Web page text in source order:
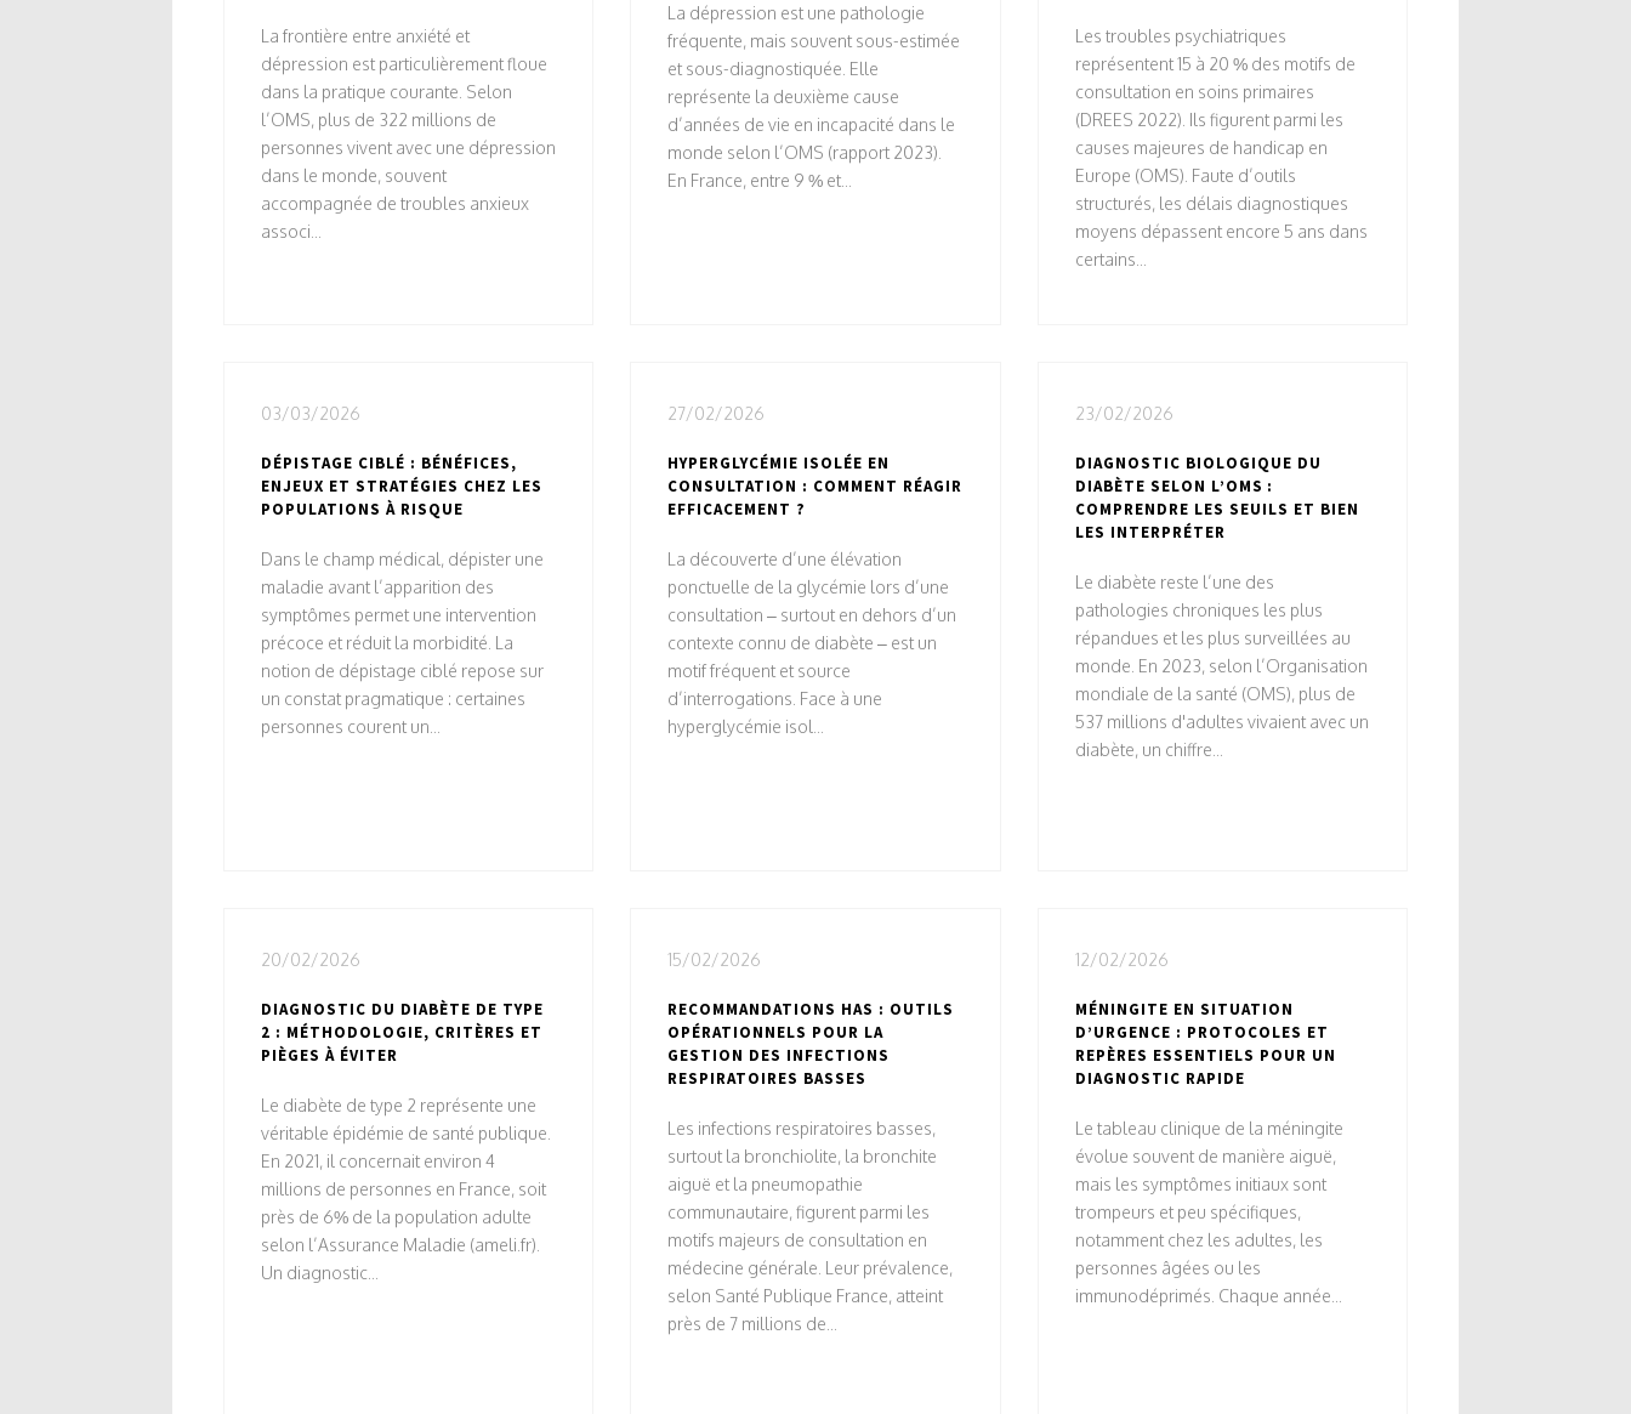
La frontière entre anxiété et
dépression est particulièrement floue
dans la pratique courante. Selon
l’OMS, plus de 322 millions de
personnes vivent avec une dépression
dans le monde, souvent
accompagnée de troubles anxieux
associ...
La dépression est une pathologie
fréquente, mais souvent sous-estimée
et sous-diagnostiquée. Elle
représente la deuxième cause
d’années de vie en incapacité dans le
monde selon l’OMS (rapport 2023).
En France, entre 9 % et...
Les troubles psychiatriques
représentent 15 à 20 % des motifs de
consultation en soins primaires
(DREES 2022). Ils figurent parmi les
causes majeures de handicap en
Europe (OMS). Faute d’outils
structurés, les délais diagnostiques
moyens dépassent encore 5 ans dans
certains...
03/03/2026
DÉPISTAGE CIBLÉ : BÉNÉFICES,
ENJEUX ET STRATÉGIES CHEZ LES
POPULATIONS À RISQUE
Dans le champ médical, dépister une
maladie avant l’apparition des
symptômes permet une intervention
précoce et réduit la morbidité. La
notion de dépistage ciblé repose sur
un constat pragmatique : certaines
personnes courent un...
27/02/2026
HYPERGLYCÉMIE ISOLÉE EN
CONSULTATION : COMMENT RÉAGIR
EFFICACEMENT ?
La découverte d’une élévation
ponctuelle de la glycémie lors d’une
consultation – surtout en dehors d’un
contexte connu de diabète – est un
motif fréquent et source
d’interrogations. Face à une
hyperglycémie isol...
23/02/2026
DIAGNOSTIC BIOLOGIQUE DU
DIABÈTE SELON L’OMS :
COMPRENDRE LES SEUILS ET BIEN
LES INTERPRÉTER
Le diabète reste l’une des
pathologies chroniques les plus
répandues et les plus surveillées au
monde. En 2023, selon l’Organisation
mondiale de la santé (OMS), plus de
537 millions d'adultes vivaient avec un
diabète, un chiffre...
20/02/2026
DIAGNOSTIC DU DIABÈTE DE TYPE
2 : MÉTHODOLOGIE, CRITÈRES ET
PIÈGES À ÉVITER
Le diabète de type 2 représente une
véritable épidémie de santé publique.
En 2021, il concernait environ 4
millions de personnes en France, soit
près de 6% de la population adulte
selon l’Assurance Maladie (ameli.fr).
Un diagnostic...
15/02/2026
RECOMMANDATIONS HAS : OUTILS
OPÉRATIONNELS POUR LA
GESTION DES INFECTIONS
RESPIRATOIRES BASSES
Les infections respiratoires basses,
surtout la bronchiolite, la bronchite
aiguë et la pneumopathie
communautaire, figurent parmi les
motifs majeurs de consultation en
médecine générale. Leur prévalence,
selon Santé Publique France, atteint
près de 7 millions de...
12/02/2026
MÉNINGITE EN SITUATION
D’URGENCE : PROTOCOLES ET
REPÈRES ESSENTIELS POUR UN
DIAGNOSTIC RAPIDE
Le tableau clinique de la méningite
évolue souvent de manière aiguë,
mais les symptômes initiaux sont
trompeurs et peu spécifiques,
notamment chez les adultes, les
personnes âgées ou les
immunodéprimés. Chaque année...